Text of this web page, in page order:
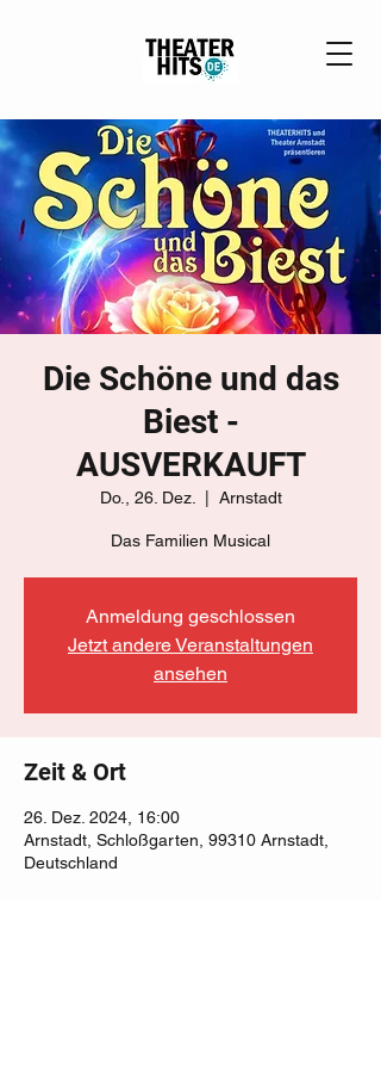
Die Schöne und das
Biest -
AUSVERKAUFT
Do., 26. Dez. Arnstadt
Das Familien Musical
Anmeldung geschlossen
Jetzt andere Veranstaltungen
ansehen
Zeit & Ort
26. Dez. 2024, 16:00
Arnstadt, Schloßgarten, 99310 Arnstadt,
Deutschland